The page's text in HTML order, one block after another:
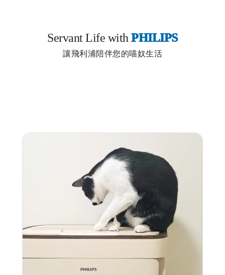
Servant Life withPHILIPS
讓飛利浦陪伴您的喵奴生活